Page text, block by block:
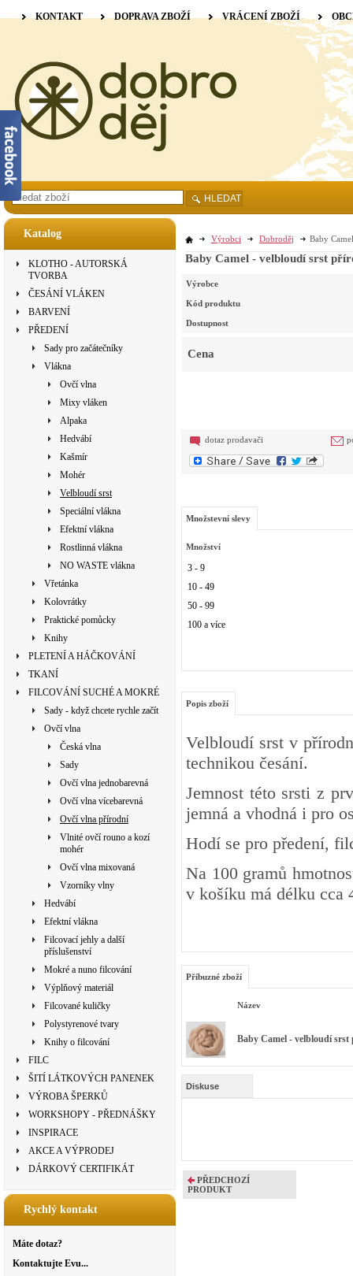
Katalog
KLOTHO - AUTORSKÁ
TVORBA
ČESÁNÍ VLÁKEN
BARVENÍ
PŘEDENÍ
Sady pro začátečníky
Vlákna
Ovčí vlna
Mixy vláken
Alpaka
Hedvábí
Kašmír
Mohér
Velbloudí srst
Speciální vlákna
Efektní vlákna
Rostlinná vlákna
NO WASTE vlákna
Vřetánka
Kolovrátky
Praktické pomůcky
Knihy
PLETENÍ A HÁČKOVÁNÍ
TKANÍ
FILCOVÁNÍ SUCHÉ A MOKRÉ
Sady - když chcete rychle začít
Ovčí vlna
Česká vlna
Sady
Ovčí vlna jednobarevná
Ovčí vlna vícebarevná
Ovčí vlna přírodní
Vlnité ovčí rouno a kozí
mohér
Ovčí vlna mixovaná
Vzorníky vlny
Hedvábí
Efektní vlákna
Filcovací jehly a další
příslušenství
Mokré a nuno filcování
Výplňový materiál
Filcované kuličky
Polystyrenové tvary
Knihy o filcování
FILC
ŠITÍ LÁTKOVÝCH PANENEK
VÝROBA ŠPERKŮ
WORKSHOPY - PŘEDNÁŠKY
INSPIRACE
AKCE A VÝPRODEJ
DÁRKOVÝ CERTIFIKÁT
Rychlý kontakt
Máte dotaz?
Kontaktujte Evu...
Výrobci Dobroděj Baby
Baby Camel - velbloudí srst
Výrobce
Kód produktu
Dostupnost
Cena
dotaz prodavači
Množstevní slevy
Množství
3 - 9
10 - 49
50 - 99
100 a více
Popis zboží
Velbloudí srst v
technikou česání.
Jemnost této srsti z
jemná a vhodná i pro
Hodí se pro předení,
Na 100 gramů
v košíku má délku cca
Příbuzné zboží
Název
Baby Camel - velbloudí srst
Diskuse
PŘEDCHOZÍ
PRODUKT
KONTAKT DOPRAVA ZBOŽÍ VRÁCENÍ ZBOŽÍ
HLEDAT